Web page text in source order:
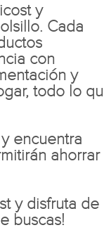
y
Cada
con
y
todo lo
encuentra
ahorrar
y disfruta de
buscas!